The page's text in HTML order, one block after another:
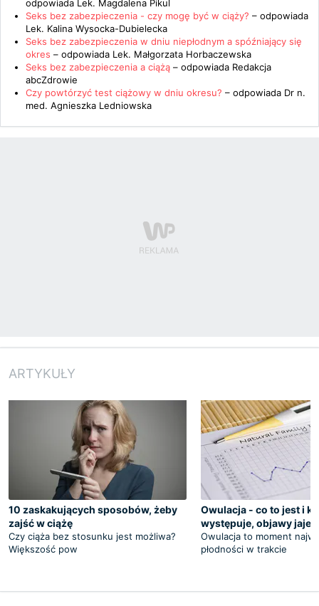
odpowiada
Lek. Magdalena Pikul
Seks bez zabezpieczenia - czy mogę być w ciąży? – odpowiada
Lek. Kalina Wysocka-Dubielecka
Seks bez zabezpieczenia w dniu niepłodnym a spóźniający się
okres – odpowiada Lek. Małgorzata Horbaczewska
Seks bez zabezpieczenia a ciążą – odpowiada Redakcja
abcZdrowie
Czy powtórzyć test ciążowy w dniu okresu? – odpowiada Dr n.
med. Agnieszka Ledniowska
ARTYKUŁY
10 zaskakujących sposobów, żeby
zajść w ciążę
Czy ciąża bez stosunku jest możliwa?
Większość pow
Owulacja - co to jest i
występuje, objawy
Owulacja to moment
płodności w trakcie